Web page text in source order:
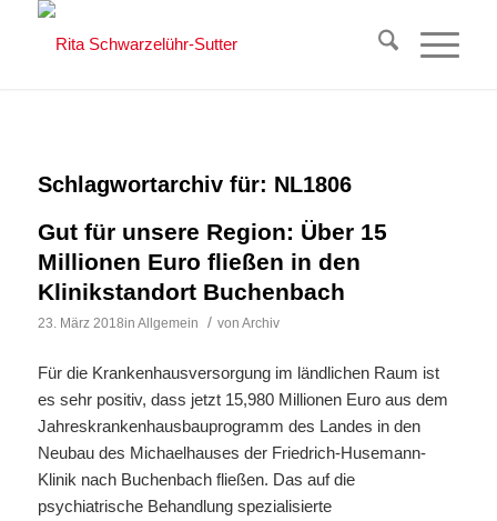
Schlagwortarchiv für: NL1806
Gut für unsere Region: Über 15
Millionen Euro fließen in den
Klinikstandort Buchenbach
23. März 2018in Allgemein / von Archiv
Für die Krankenhausversorgung im ländlichen Raum ist
es sehr positiv, dass jetzt 15,980 Millionen Euro aus dem
Jahreskrankenhausbauprogramm des Landes in den
Neubau des Michaelhauses der Friedrich-Husemann-
Klinik nach Buchenbach fließen. Das auf die
psychiatrische Behandlung spezialisierte